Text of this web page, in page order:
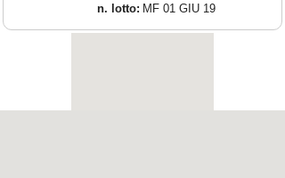
n. lotto: MF 01 GIU 19